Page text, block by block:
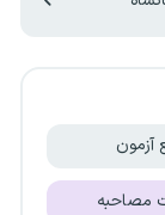
آزمون
مصاحبه